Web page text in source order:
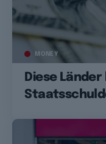
MONEY
Diese